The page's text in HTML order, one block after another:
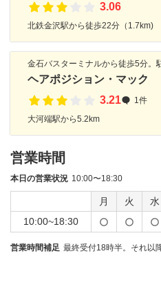
3.06
北鉄金沢駅から徒歩22分（1.7km)
金石バスターミナルから徒歩5分。
ヘアポジション・マック
3.21
1件
大河端駅から5.2km
営業時間
本日の営業状況 10:00〜18:30
月 火 水
10:00~18:30
営業時間補足 最終受付18時半。それ以